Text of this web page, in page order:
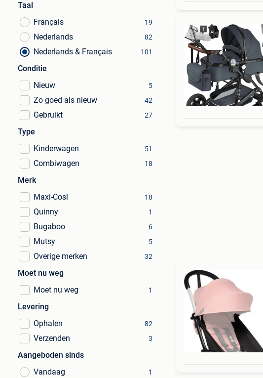
Taal
Français
19
Nederlands 82
Nederlands & Français 101
Conditie
Nieuw
5
Zo goed als nieuw 42
Gebruikt 27
Type
Kinderwagen
51
Combiwagen 18
Merk
Maxi-Cosi
18
Quinny 1
Bugaboo 6
Mutsy 5
Overige merken 32
Moet nu weg
Moet nu weg
1
Levering
Ophalen
82
Verzenden 3
Aangeboden sinds
Vandaag
1